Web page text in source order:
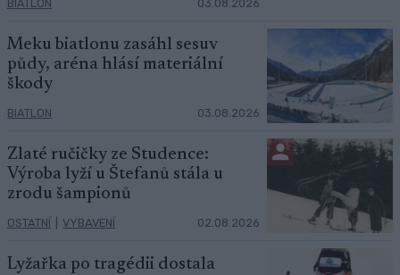
BIATLON 03.08.2026
Meku biatlonu zasáhl sesuv
půdy, aréna hlásí materiální
škody
BIATLON 03.08.2026
Zlaté ručičky ze Studence:
Výroba lyží u Štefanů stála u
zrodu šampionů
OSTATNÍ VYBAVENÍ 02.08.2026
Lyžařka po tragédii dostala